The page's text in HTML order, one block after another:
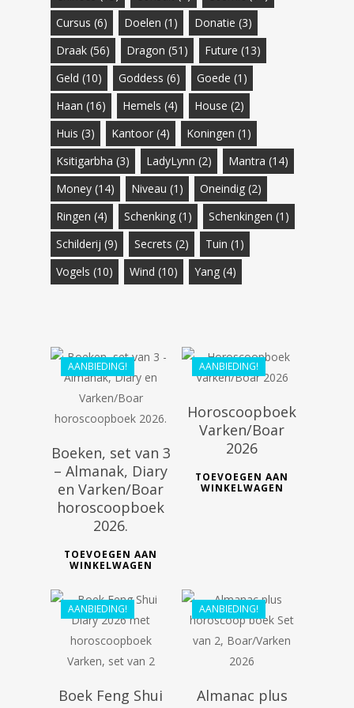
Cursus (6) Doelen (1) Donatie (3)
Draak (56) Dragon (51) Future (13)
Geld (10) Goddess (6) Goede (1)
Haan (16) Hemels (4) House (2)
Huis (3) Kantoor (4) Koningen (1)
Ksitigarbha (3) LadyLynn (2) Mantra (14)
Money (14) Niveau (1) Oneindig (2)
Ringen (4) Schenking (1) Schenkingen (1)
Schilderij (9) Secrets (2) Tuin (1)
Vogels (10) Wind (10) Yang (4)
AANBIEDING!
Boeken, set van 3
– Almanak, Diary
en Varken/Boar
horoscoopboek
2026.
TOEVOEGEN AAN
WINKELWAGEN
AANBIEDING!
Horoscoopboek
Varken/Boar
2026
TOEVOEGEN AAN
WINKELWAGEN
AANBIEDING!
€46.98
Boek Feng Shui
AANBIEDING!
Almanac plus